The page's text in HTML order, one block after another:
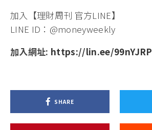
加入【理財周刊 官方LINE】
LINE ID：@moneyweekly
加入網址: https://lin.ee/99nYJRP
SHARE